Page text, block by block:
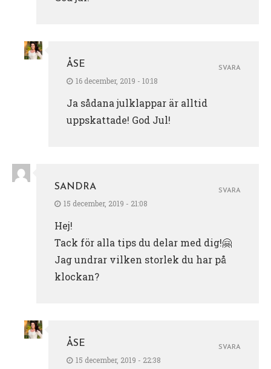
ÅSE
16 december, 2019 - 10:18
Ja sådana julklappar är alltid
uppskattade! God Jul!
SVARA
SANDRA
15 december, 2019 - 21:08
Hej!
Tack för alla tips du delar med dig!🤗
Jag undrar vilken storlek du har på
klockan?
SVARA
ÅSE
15 december, 2019 - 22:38
SVARA